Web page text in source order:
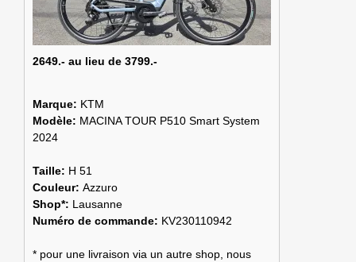
2649.- au lieu de 3799.-
Marque: KTM
Modèle: MACINA TOUR P510 Smart System
2024
Taille: H 51
Couleur: Azzuro
Shop*: Lausanne
Numéro de commande: KV230110942
* pour une livraison via un autre shop, nous